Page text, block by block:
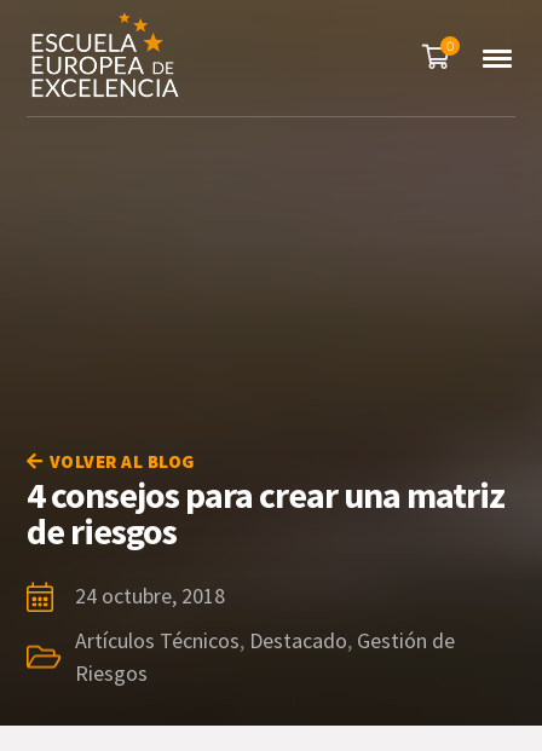
0
VOLVER AL BLOG
4 consejos para crear una matriz
de riesgos
24 octubre, 2018
Artículos Técnicos, Destacado, Gestión de
Riesgos